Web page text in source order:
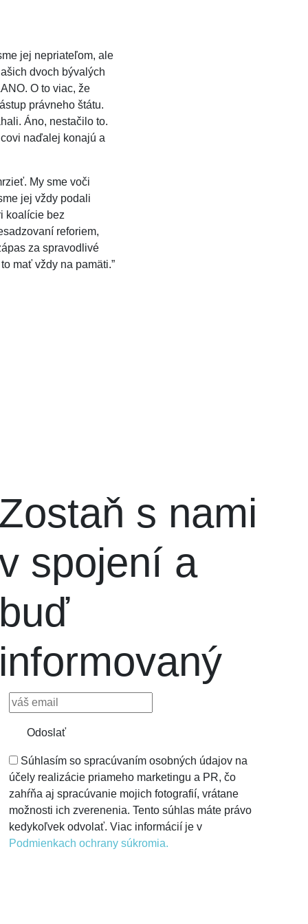
jej nepriateľom, ale
dvoch bývalých
O to viac, že
právneho štátu.
Áno, nestačilo to.
naďalej konajú a
My sme voči
jej vždy podali
koalície bez
reforiem,
za spravodlivé
mať vždy na pamäti.”
s nami
spojení a
Odoslať
Súhlasím so spracúvaním osobných údajov na
účely realizácie priameho marketingu a PR, čo
zahŕňa aj spracúvanie mojich fotografií, vrátane
možnosti ich zverenenia. Tento súhlas máte právo
kedykoľvek odvolať. Viac informácií je v
Podmienkach ochrany súkromia.